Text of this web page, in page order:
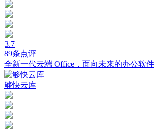
3.7
89条点评
全新一代云端 Office，面向未来的办公软件
够快云库